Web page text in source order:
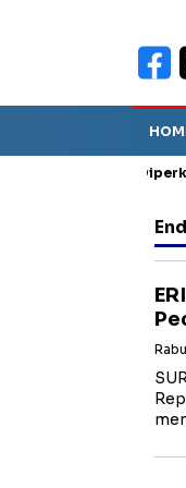
Sebut TPA